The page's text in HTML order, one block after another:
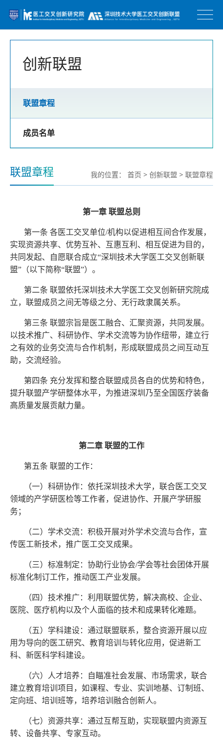
创新联盟
联盟章程
成员名单
联盟章程 我的位置： 首页 > 创新联盟 > 联盟章程
第一章 联盟总则
第一条 各医工交叉单位/机构以促进相互间合作发展，
实现资源共享、优势互补、互惠互利、相互促进为目的，
共同发起、自愿联合成立“深圳技术大学医工交叉创新联
盟” （以下简称“联盟”）。
第二条 联盟依托深圳技术大学医工交叉创新研究院成
立，联盟成员之间无等级之分、无行政隶属关系。
第三条 联盟宗旨是医工融合、汇聚资源，共同发展。
以技术推广、科研协作、学术交流等为协作纽带，建立行
之有效的业务交流与合作机制，形成联盟成员之间互动互
助，交流经验。
第四条 充分发挥和整合联盟成员各自的优势和特色，
提升联盟产学研整体水平，为推进深圳乃至全国医疗装备
高质量发展贡献力量。
第二章 联盟的工作
第五条 联盟的工作：
（一）科研协作：依托深圳技术大学，联合医工交叉
领域的产学研医检等工作者，促进协作、开展产学研服
务；
（二）学术交流：积极开展对外学术交流与合作，宣
传医工新技术，推广医工交叉成果。
（三）标准制定：协助行业协会/学会等社会团体开展
标准化制订工作，推动医工产业发展。
（四）技术推广：利用联盟优势，解决高校、企业、
医院、医疗机构以及个人面临的技术和成果转化难题。
（五）学科建设：通过联盟联系，整合资源开展以应
用为导向的医工研究、教育培训与转化应用，促进新工
科、新医科学科建设。
（六）人才培养：自瞄准社会发展、市场需求，联合
建立教育培训项目，如课程、专业、实训地基、订制班、
定向班、培训班等，培养培训融合创新人。
（七）资源共享：通过互帮互助，实现联盟内资源互
转、设备共享、专家互动。